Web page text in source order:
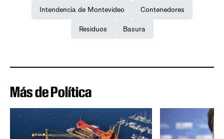
Intendencia de Montevideo Contenedores
Residuos Basura
Más de Política